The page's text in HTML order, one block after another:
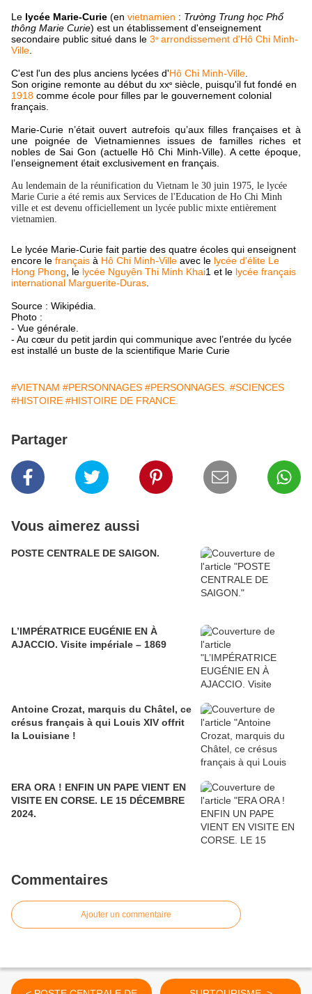
Le lycée Marie-Curie (en vietnamien : Trường Trung học Phổ
thông Marie Curie) est un établissement d'enseignement
secondaire public situé dans le 3e arrondissement d'Hô Chi Minh-
Ville
C'est l'un des plus anciens lycées d'Hô Chi Minh-Ville
Son origine remonte au début du xxe siècle, puisqu'il fut fondé en
1918 comme école pour filles par le gouvernement colonial
français.
Marie-Curie n’était ouvert autrefois qu’aux filles françaises et à
une poignée de Vietnamiennes issues de familles riches et
nobles de Sai Gon (actuelle Hô Chi Minh-Ville). A cette époque,
l’enseignement était exclusivement en français.
Au lendemain de la réunification du Vietnam le 30 juin 1975, le lycée
Marie Curie a été remis aux Services de l'Education de Ho Chi Minh
ville et est devenu officiellement un lycée public mixte entièrement
vietnamien.
Le lycée Marie-Curie fait partie des quatre écoles qui enseignent
encore le français à Hô Chi Minh-Ville avec le lycée d'élite Le
Hong Phong , le lycée Nguyên Thi Minh Khai1 et le lycée français
international Marguerite-Duras
Source : Wikipédia.
Photo :
- Vue générale.
- Au cœur du petit jardin qui communique avec l’entrée du lycée
est installé un buste de la scientifique Marie Curie
#VIETNAM #PERSONNAGES #PERSONNAGES. #SCIENCES
#HISTOIRE #HISTOIRE DE FRANCE.
Partager
Vous aimerez aussi
POSTE CENTRALE DE SAIGON.
L’IMPÉRATRICE EUGÉNIE EN À
AJACCIO. Visite impériale – 1869
Antoine Crozat, marquis du Châtel, ce
crésus français à qui Louis XIV offrit
la Louisiane !
ERA ORA ! ENFIN UN PAPE VIENT EN
VISITE EN CORSE. LE 15 DÉCEMBRE
2024.
Commentaires
Ajouter un commentaire